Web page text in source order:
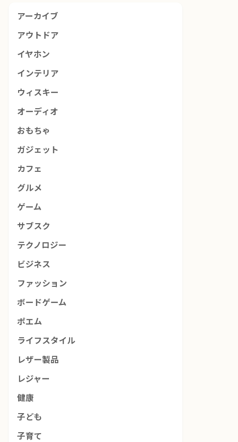
アーカイブ
アウトドア
イヤホン
インテリア
ウィスキー
オーディオ
おもちゃ
ガジェット
カフェ
グルメ
ゲーム
サブスク
テクノロジー
ビジネス
ファッション
ボードゲーム
ポエム
ライフスタイル
レザー製品
レジャー
健康
子ども
子育て